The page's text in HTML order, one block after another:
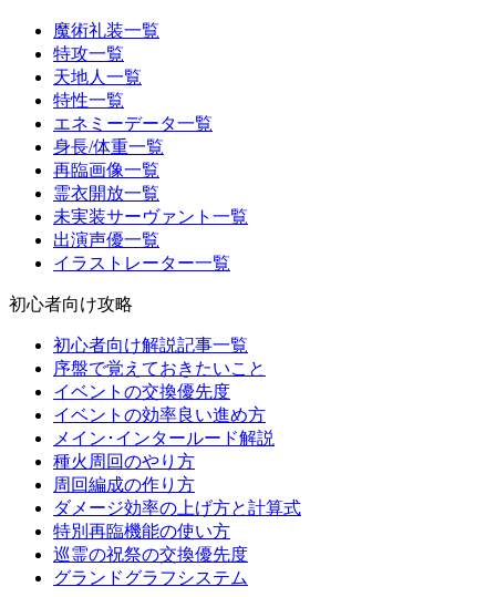
魔術礼装一覧
特攻一覧
天地人一覧
特性一覧
エネミーデータ一覧
身長/体重一覧
再臨画像一覧
霊衣開放一覧
未実装サーヴァント一覧
出演声優一覧
イラストレーター一覧
初心者向け攻略
初心者向け解説記事一覧
序盤で覚えておきたいこと
イベントの交換優先度
イベントの効率良い進め方
メイン･インタールード解説
種火周回のやり方
周回編成の作り方
ダメージ効率の上げ方と計算式
特別再臨機能の使い方
巡霊の祝祭の交換優先度
グランドグラフシステム